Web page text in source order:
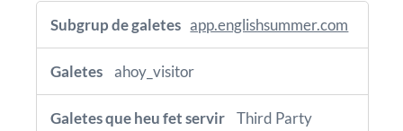
Galetes
funcionals
app.englishsummer.com
ahoy_visitor
Third Party